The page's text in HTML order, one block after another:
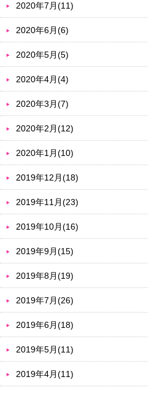
2020年7月(11)
2020年6月(6)
2020年5月(5)
2020年4月(4)
2020年3月(7)
2020年2月(12)
2020年1月(10)
2019年12月(18)
2019年11月(23)
2019年10月(16)
2019年9月(15)
2019年8月(19)
2019年7月(26)
2019年6月(18)
2019年5月(11)
2019年4月(11)